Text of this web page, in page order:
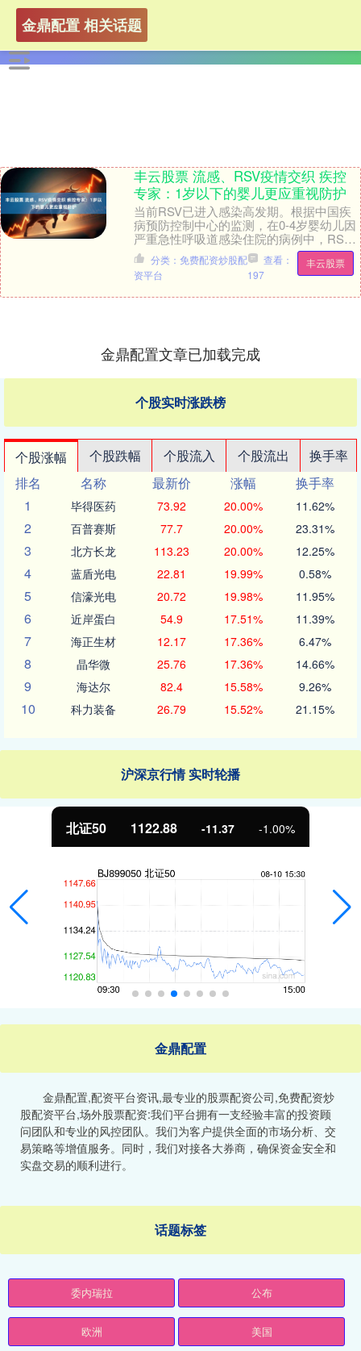
金鼎配置 相关话题
丰云股票 流感、RSV疫情交织 疾控
专家：1岁以下的婴儿更应重视防护
当前RSV已进入感染高发期。根据中国疾
病预防控制中心的监测，在0-4岁婴幼儿因
严重急性呼吸道感染住院的病例中，RSV
的检测阳性率已连续多周排名第一。 与此
同时，....
丰云股票
分类：免费配资炒股配
资平台
查看：
197
金鼎配置文章已加载完成
个股实时涨跌榜
个股涨幅 个股跌幅 个股流入 个股流出
换手率
排名
名称 最新价 涨幅
换手率
1
毕得医药 73.92 20.00% 11.62%
2 百普赛斯 77.7 20.00% 23.31%
3 北方长龙 113.23 20.00% 12.25%
4 蓝盾光电 22.81 19.99% 0.58%
5 信濠光电 20.72 19.98% 11.95%
6 近岸蛋白 54.9 17.51% 11.39%
7 海正生材 12.17 17.36% 6.47%
8 晶华微 25.76 17.36% 14.66%
9 海达尔 82.4 15.58% 9.26%
10 科力装备 26.79 15.52% 21.15%
沪深京行情 实时轮播
北证50 1122.88 -11.37 -1.00%
金鼎配置
金鼎配置,配资平台资讯,最专业的股票配资公司,免费配资炒
股配资平台,场外股票配资:我们平台拥有一支经验丰富的投资顾
问团队和专业的风控团队。我们为客户提供全面的市场分析、交
易策略等增值服务。同时，我们对接各大券商，确保资金安全和
实盘交易的顺利进行。
话题标签
委内瑞拉 公布
欧洲 美国